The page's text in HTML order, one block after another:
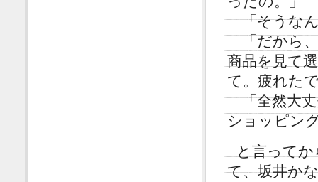
「そうなん
「だから、
商品を見て
て。疲れた
「全然大丈
ショッピン
と言って
て、坂井か